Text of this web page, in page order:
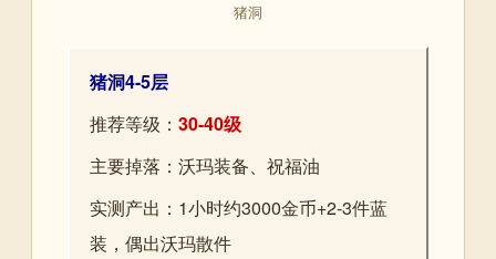
猪洞
猪洞4-5层
推荐等级： 30-40级
主要掉落：沃玛装备、祝福油
实测产出：1小时约3000金币+2-3件蓝
装，偶出沃玛散件